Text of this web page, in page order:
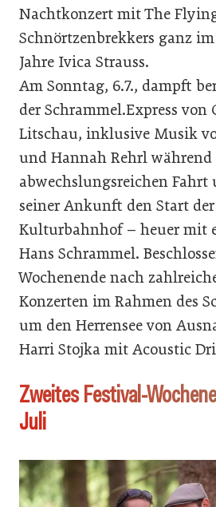
Nachtkonzert mit The
Schnörtzenbrekkers ganz
Jahre Ivica Strauss.
Am Sonntag, 6.7., dampft
der Schrammel.Express von
Litschau, inklusive Musik
und Hannah Rehrl während
abwechslungsreichen
seiner Ankunft den Start
Kulturbahnhof – heuer mit
Hans Schrammel.
Wochenende nach
Konzerten im Rahmen des
um den Herrensee von
Harri Stojka mit Acoustic
Zweites Festival-
Juli